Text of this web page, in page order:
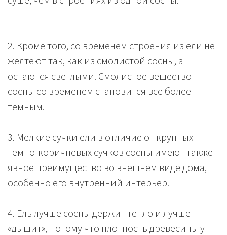
2. Кроме того, со временем строения из ели не
желтеют так, как из смолистой сосны, а
остаются светлыми. Смолистое вещество
сосны со временем становится все более
темным.
3. Мелкие сучки ели в отличие от крупных
темно-коричневых сучков сосны имеют также
явное преимущество во внешнем виде дома,
особенно его внутренний интерьер.
4. Ель лучше сосны держит тепло и лучше
«дышит», потому что плотность древесины у